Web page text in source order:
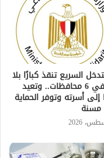
السريع تنقذ كبارًا بلا
مأوى في 6 محافظات.. وتعيد
إلى أسرته وتوفر الحماية
مسنة